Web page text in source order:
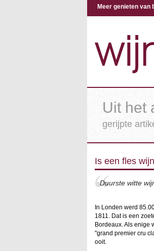
Meer genieten van
Uit het
gerijpte
Is een fles
Duurste witte
In Londen werd
1811. Dat is een
Bordeaux. Als enige
"grand premier cru
ooit.